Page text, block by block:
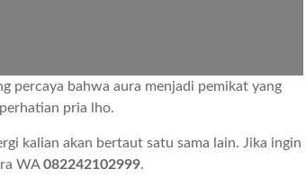
percaya bahwa aura menjadi pemikat yang
pria lho.
kalian akan bertaut satu sama lain. Jika ingin
WA082242102999.